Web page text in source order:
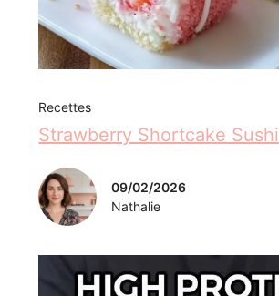
Recettes
Strawberry Shortcake Sushi